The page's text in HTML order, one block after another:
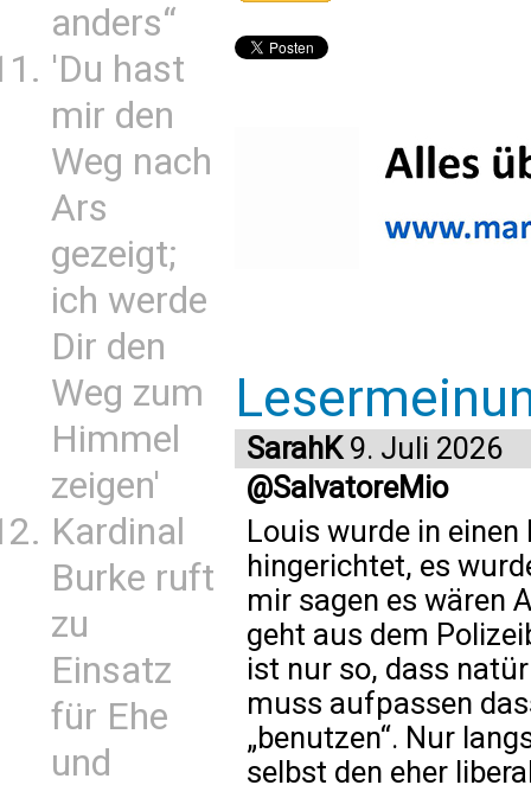
anders“
'Du hast
mir den
Weg nach
Ars
gezeigt;
ich werde
Dir den
Weg zum
Himmel
zeigen'
Kardinal
Burke ruft
zu
Einsatz
für Ehe
und
SarahK9. Juli 2026
@SalvatoreMio
Louis wurde in
hingerichtet, es
mir sagen es wären
geht aus dem
ist nur so, dass
muss aufpassen
„benutzen“. Nur
selbst den eher